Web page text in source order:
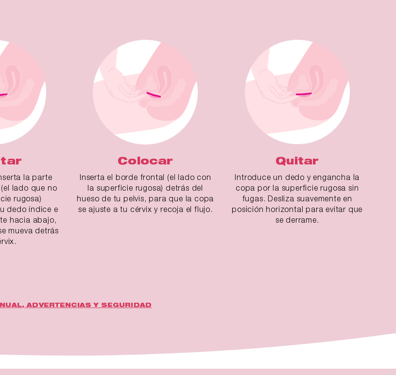
la parte
lado que no
rugosa)
dedo índice e
hacia abajo,
mueva detrás
Colocar
Inserta el borde frontal (el lado con
la superficie rugosa) detrás del
hueso de tu pelvis, para que la copa
se ajuste a tu cérvix y recoja el flujo.
Quitar
Introduce un dedo y engancha la
copa por la superficie rugosa sin
fugas. Desliza suavemente en
posición horizontal para evitar que
se derrame.
ADVERTENCIAS Y SEGURIDAD